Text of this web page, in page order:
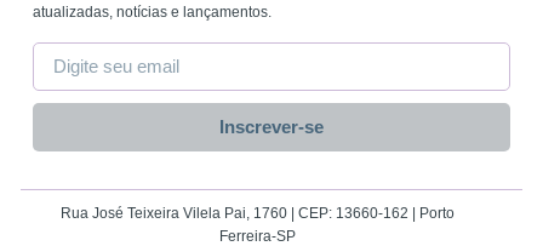
atualizadas, notícias e lançamentos.
Inscrever-se
Rua José Teixeira Vilela Pai, 1760 | CEP: 13660-162 | Porto
Ferreira-SP